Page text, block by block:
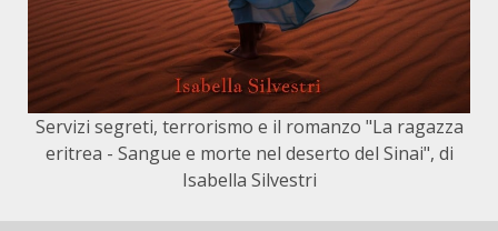
Servizi segreti, terrorismo e il romanzo "La ragazza
eritrea - Sangue e morte nel deserto del Sinai", di
Isabella Silvestri